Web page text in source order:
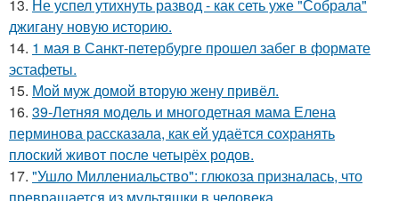
13. Не успел утихнуть развод - как сеть уже "Собрала"
джигану новую историю.
14. 1 мая в Санкт-петербурге прошел забег в формате
эстафеты.
15. Мой муж домой вторую жену привёл.
16. 39-Летняя модель и многодетная мама Елена
перминова рассказала, как ей удаётся сохранять
плоский живот после четырёх родов.
17. "Ушло Миллениальство": глюкоза призналась, что
превращается из мультяшки в человека.